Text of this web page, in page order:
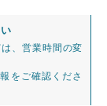
、営業時間の変
をご確認くださ